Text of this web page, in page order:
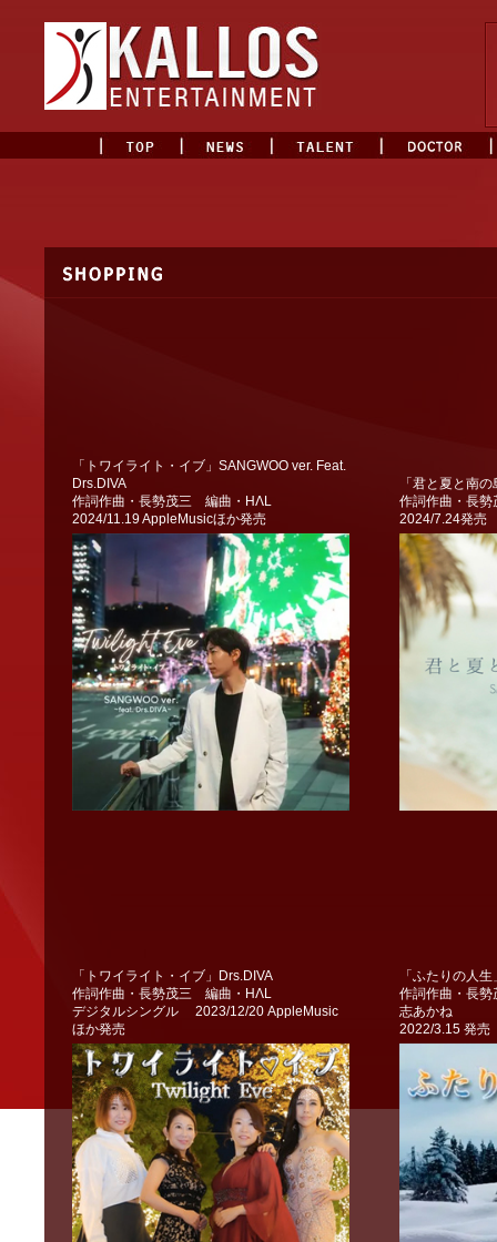
「トワイライト・イブ」SANGWOO ver. Feat.
Drs.DIVA
作詞作曲・長勢茂三 編曲・HΛL
2024/11.19 AppleMusicほか発売
「君と夏と南
作詞作曲・長
2024/7.24発売
「トワイライト・イブ」Drs.DIVA
作詞作曲・長勢茂三 編曲・HΛL
デジタルシングル 2023/12/20 AppleMusic
ほか発売
「ふたりの人
作詞作曲・長
志あかね
2022/3.15 発売